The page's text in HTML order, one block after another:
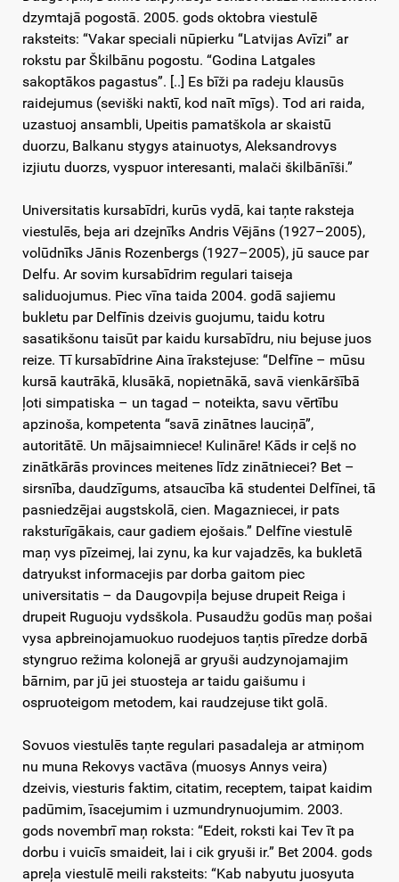
dzymtajā pogostā. 2005. gods oktobra viestulē
raksteits: “Vakar speciali nūpierku “Latvijas Avīzi” ar
rokstu par Škilbānu pogostu. “Godina Latgales
sakoptākos pagastus”. [..] Es bīži pa radeju klausūs
raidejumus (seviški naktī, kod naīt mīgs). Tod ari raida,
uzastuoj ansambli, Upeitis pamatškola ar skaistū
duorzu, Balkanu stygys atainuotys, Aleksandrovys
izjiutu duorzs, vyspuor interesanti, malači škilbānīši.”
Universitatis kursabīdri, kurūs vydā, kai taņte raksteja
viestulēs, beja ari dzejnīks Andris Vējāns (1927–2005),
volūdnīks Jānis Rozenbergs (1927–2005), jū sauce par
Delfu. Ar sovim kursabīdrim regulari taiseja
saliduojumus. Piec vīna taida 2004. godā sajiemu
bukletu par Delfīnis dzeivis guojumu, taidu kotru
sasatikšonu taisūt par kaidu kursabīdru, niu bejuse juos
reize. Tī kursabīdrine Aina īrakstejuse: “Delfīne – mūsu
kursā kautrākā, klusākā, nopietnākā, savā vienkāršībā
ļoti simpatiska – un tagad – noteikta, savu vērtību
apzinoša, kompetenta “savā zinātnes lauciņā”,
autoritātē. Un mājsaimniece! Kulināre! Kāds ir ceļš no
zinātkārās provinces meitenes līdz zinātniecei? Bet –
sirsnība, daudzīgums, atsaucība kā studentei Delfīnei, tā
pasniedzējai augstskolā, cien. Magazniecei, ir pats
raksturīgākais, caur gadiem ejošais.” Delfīne viestulē
maņ vys pīzeimej, lai zynu, ka kur vajadzēs, ka bukletā
datryukst informacejis par dorba gaitom piec
universitatis – da Daugovpiļa bejuse drupeit Reiga i
drupeit Ruguoju vydsškola. Pusaudžu godūs maņ pošai
vysa apbreinojamuokuo ruodejuos taņtis pīredze dorbā
styngruo režima kolonejā ar gryuši audzynojamajim
bārnim, par jū jei stuosteja ar taidu gaišumu i
ospruoteigom metodem, kai raudzejuse tikt golā.
Sovuos viestulēs taņte regulari pasadaleja ar atmiņom
nu muna Rekovys vactāva (muosys Annys veira)
dzeivis, viesturis faktim, citatim, receptem, taipat kaidim
padūmim, īsacejumim i uzmundrynuojumim. 2003.
gods novembrī maņ roksta: “Edeit, roksti kai Tev īt pa
dorbu i vuicīs smaideit, lai i cik gryuši ir.” Bet 2004. gods
apreļa viestulē meili raksteits: “Kab nabyutu juosyuta